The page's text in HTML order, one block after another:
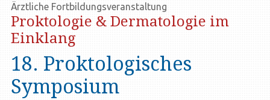
Ärztliche Fortbildungsveranstaltung
Proktologie & Dermatologie im
Einklang
18. Proktologisches
Symposium